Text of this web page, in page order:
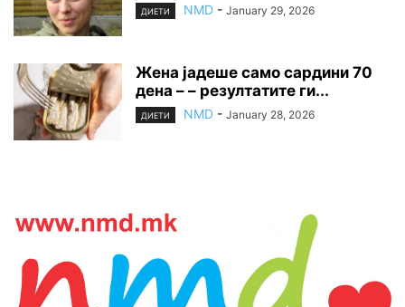
ДИЕТИ NMD - January 29, 2026
Жена јадеше само сардини 70
дена – – резултатите ги...
ДИЕТИ NMD - January 28, 2026